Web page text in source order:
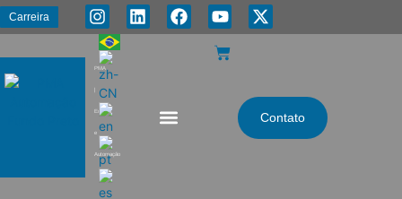
Carreira
PMA
|
Energia
e
Automação
Contato